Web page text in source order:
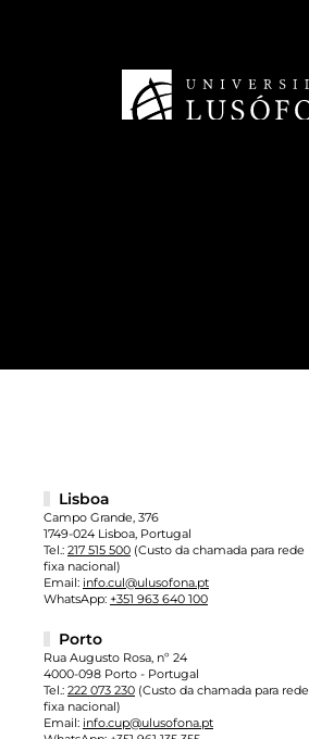
Lisboa
Campo Grande, 376
1749-024 Lisboa, Portugal
Tel.: 217 515 500 (Custo da chamada para rede
fixa nacional)
Email: info.cul@ulusofona.pt
WhatsApp: +351 963 640 100
Porto
Rua Augusto Rosa, nº 24
4000-098 Porto - Portugal
Tel.: 222 073 230 (Custo da chamada para rede
fixa nacional)
Email: info.cup@ulusofona.pt